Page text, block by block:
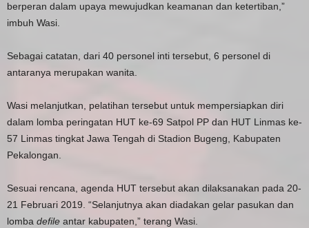
berperan dalam upaya mewujudkan keamanan dan ketertiban,”
imbuh Wasi.
Sebagai catatan, dari 40 personel inti tersebut, 6 personel di
antaranya merupakan wanita.
Wasi melanjutkan, pelatihan tersebut untuk mempersiapkan diri
dalam lomba peringatan HUT ke-69 Satpol PP dan HUT Linmas ke-
57 Linmas tingkat Jawa Tengah di Stadion Bugeng, Kabupaten
Pekalongan.
Sesuai rencana, agenda HUT tersebut akan dilaksanakan pada 20-
21 Februari 2019. “Selanjutnya akan diadakan gelar pasukan dan
lomba defile antar kabupaten,” terang Wasi.